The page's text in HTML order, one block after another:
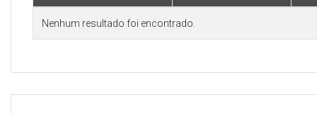
Nenhum resultado foi encontrado.